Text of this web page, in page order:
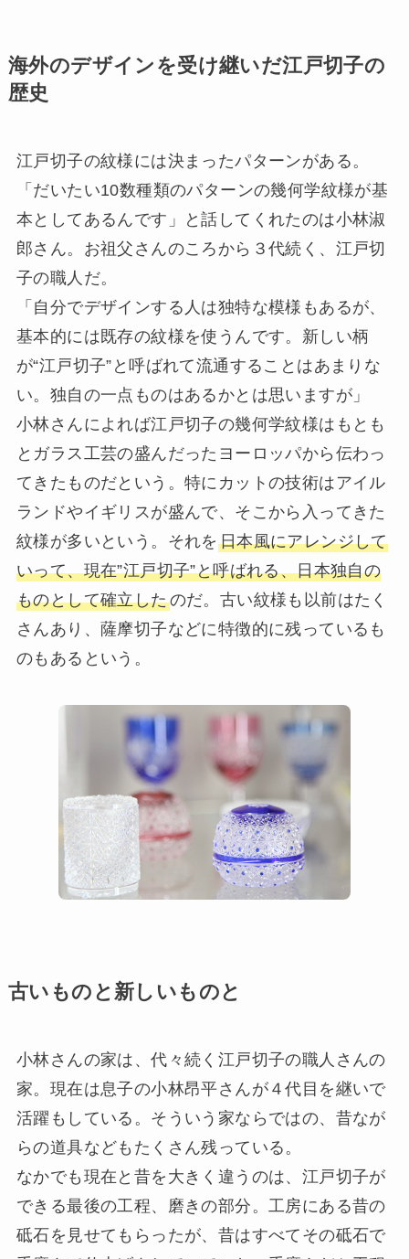
海外のデザインを受け継いだ江戸切子の
歴史
江戸切子の紋様には決まったパターンがある。
「だいたい10数種類のパターンの幾何学紋様が基
本としてあるんです」と話してくれたのは小林淑
郎さん。お祖父さんのころから３代続く、江戸切
子の職人だ。
「自分でデザインする人は独特な模様もあるが、
基本的には既存の紋様を使うんです。新しい柄
が“江戸切子”と呼ばれて流通することはあまりな
い。独自の一点ものはあるかとは思いますが」
小林さんによれば江戸切子の幾何学紋様はもとも
とガラス工芸の盛んだったヨーロッパから伝わっ
てきたものだという。特にカットの技術はアイル
ランドやイギリスが盛んで、そこから入ってきた
紋様が多いという。それを 日本風にアレンジして
いって、現在”江戸切子”と呼ばれる、日本独自の
ものとして確立したのだ。古い紋様も以前はたく
さんあり、薩摩切子などに特徴的に残っているも
のもあるという。
古いものと新しいものと
小林さんの家は、代々続く江戸切子の職人さんの
家。現在は息子の小林昂平さんが４代目を継いで
活躍もしている。そういう家ならではの、昔なが
らの道具などもたくさん残っている。
なかでも現在と昔を大きく違うのは、江戸切子が
できる最後の工程、磨きの部分。工房にある昔の
砥石を見せてもらったが、昔はすべてその砥石で